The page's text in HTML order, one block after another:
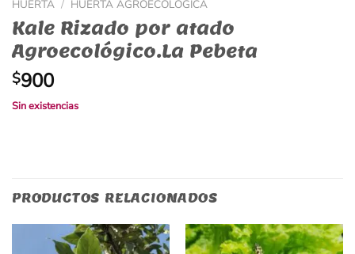
HUERTA / HUERTA AGROECOLÓGICA
Kale Rizado por atado
Agroecológico.La Pebeta
$900
Sin existencias
PRODUCTOS RELACIONADOS